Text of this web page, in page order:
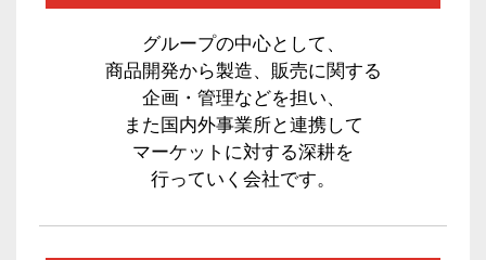
グループの中心として、
商品開発から製造、販売に関する
企画・管理などを担い、
また国内外事業所と連携して
マーケットに対する深耕を
行っていく会社です。